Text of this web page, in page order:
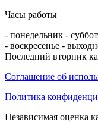
Часы работы
- понедельник -
- воскресенье -
Последний вторник
Соглашение об
Политика
Независимая оценка